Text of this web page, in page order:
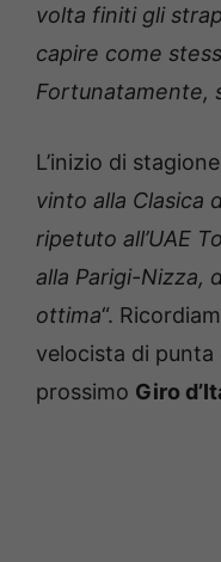
volta finiti gli
capire come
Fortunatamente,
L’inizio di
vinto alla Clasica
ripetuto all’UAE
alla Parigi-Nizza,
ottima“.
velocista di punta
prossimo Giro